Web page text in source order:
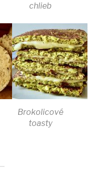
chlieb
Brokolicové
toasty